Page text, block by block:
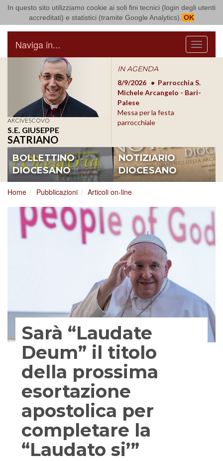
In questo sito utilizziamo cookie ai soli fini tecnici (login degli utenti
accreditati) e statistici (tramite Google Analytics). OK
Arcidiocesi di Bari Bitonto
Menu
Naviga in...
ARCIVESCOVO
S.E. GIUSEPPE
SATRIANO
IN AGENDA
8/17/2026
Conversano
Conferenza Episcopale
Pugliese
8/9/2026
Parrocchia S.
Michele Arcangelo - Bari-
Palese
Messa per la festa
parrocchiale
BOLLETTINO
DIOCESANO
NOTIZIARIO
DIOCESANO
Home Pubblicazioni Articoli on-line
Sarà “Laudate
Deum” il titolo
della prossima
esortazione
apostolica per
completare la
“Laudato si’”